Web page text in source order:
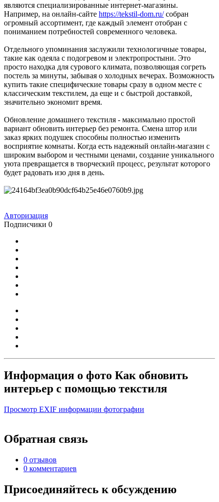
являются специализированные интернет-магазины.
Например, на онлайн-сайте https://tekstil-dom.ru/собран
огромный ассортимент, где каждый элемент отобран с
пониманием потребностей современного человека.
Отдельного упоминания заслужили технологичные товары,
такие как одеяла с подогревом и электропростыни. Это
просто находка для сурового климата, позволяющая согреть
постель за минуты, забывая о холодных вечерах. Возможность
купить такие специфические товары сразу в одном месте с
классическим текстилем, да еще и с быстрой доставкой,
значительно экономит время.
Обновление домашнего текстиля - максимально простой
вариант обновить интерьер без ремонта. Смена штор или
заказ ярких подушек способны полностью изменить
восприятие комнаты. Когда есть надежный онлайн-магазин с
широким выбором и честными ценами, создание уникального
уюта превращается в творческий процесс, результат которого
будет радовать изо дня в день.
Авторизация
Подписчики 0
Информация о фото Как обновить
интерьер с помощью текстиля
Просмотр EXIF информации фотографии
Обратная связь
0 отзывов
0 комментариев
Присоединяйтесь к обсуждению